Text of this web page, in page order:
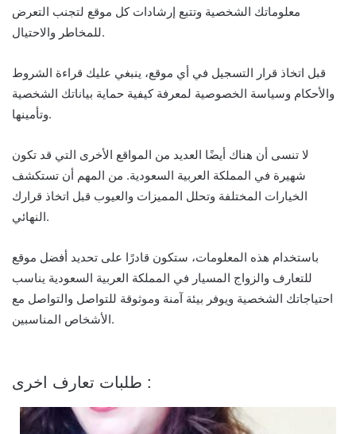
معلوماتك الشخصية وتتبع إرشادات كل موقع لتجنب التعرض
للمخاطر والاحتيال.
قبل اتخاذ قرار التسجيل في أي موقع، ينبغي عليك قراءة الشروط
والأحكام وسياسة الخصوصية لمعرفة كيفية حماية بياناتك الشخصية
وتأمينها.
لا تنسى أن هناك أيضًا العديد من المواقع الأخرى التي قد تكون
شهيرة في المملكة العربية السعودية. من المهم أن تستكشف
الخيارات المختلفة وتحلل المميزات والعيوب قبل اتخاذ قرارك
النهائي.
باستخدام هذه المعلومات، ستكون قادرًا على تحديد أفضل موقع
للتعارف والزواج المسيار في المملكة العربية السعودية يناسب
احتياجاتك الشخصية ويوفر بيئة آمنة وموثوقة للتواصل والتواصل مع
الأشخاص المناسبين.
طلبات تعارف اخرى :